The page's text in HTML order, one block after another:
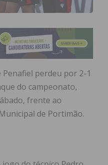
Penafiel perdeu por 2-1
do campeonato,
frente ao
de Portimão.